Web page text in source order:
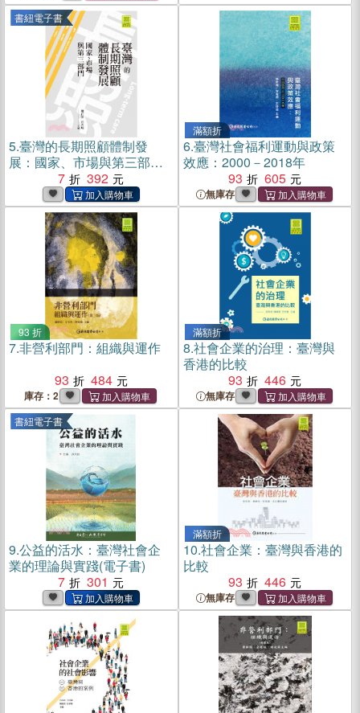
書紐電子書
5.臺灣的長期照顧體制發
展：國家、市場與第三部門
7 392
滿額折
6.臺灣社會福利運動與政策
效應：2000－2018年
93
605
無庫存
93 折
7.非營利部門：組織與運作
93
484
庫存：2
滿額折
8.社會企業的治理：臺灣與
香港的比較
93
446
無庫存
書紐電子書
9.公益的活水：臺灣社會企
業的理論與實踐(電子書)
7
301
滿額折
10.社會企業：臺灣與香港的
比較
93
446
無庫存